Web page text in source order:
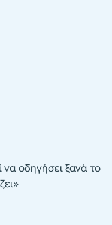
να οδηγήσει ξανά το